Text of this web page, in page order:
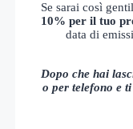
Se sarai così
10% per il tuo
data di
Dopo che hai
o per telefono e